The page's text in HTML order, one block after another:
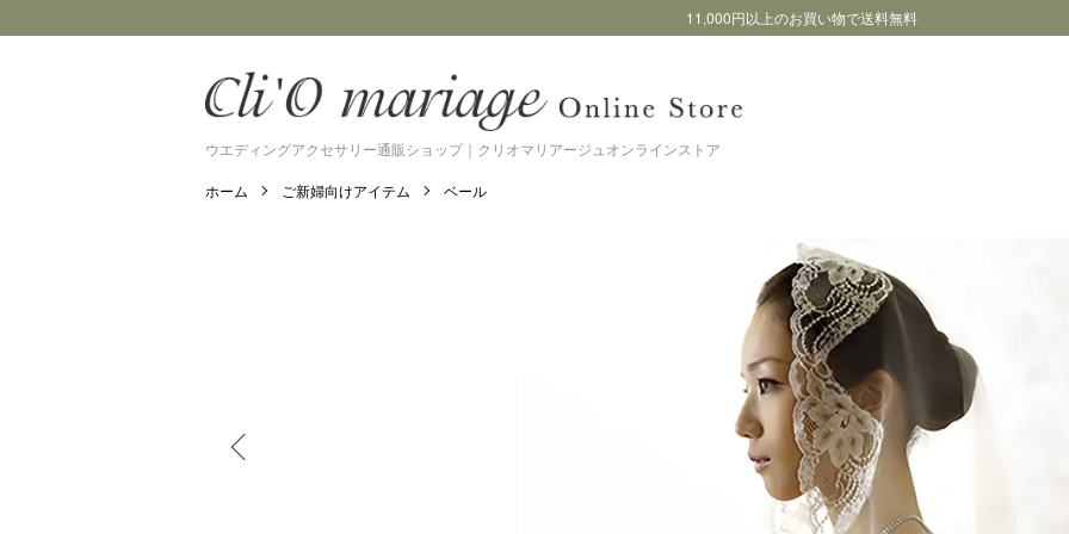
11,000円以上のお買い物で送料無料
ウエディングアクセサリー通販ショップ｜クリオマリアージュオンラインストア
ホーム ご新婦向けアイテム ベール